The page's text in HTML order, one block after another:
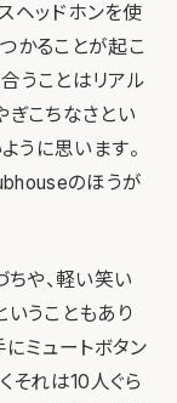
ヘッドホンを使
かることが起こ
合うことはリアル
ぎこちなさとい
うに思います。
のほうが
ちや、軽い笑い
うこともあり
ミュートボタン
それは10人ぐら